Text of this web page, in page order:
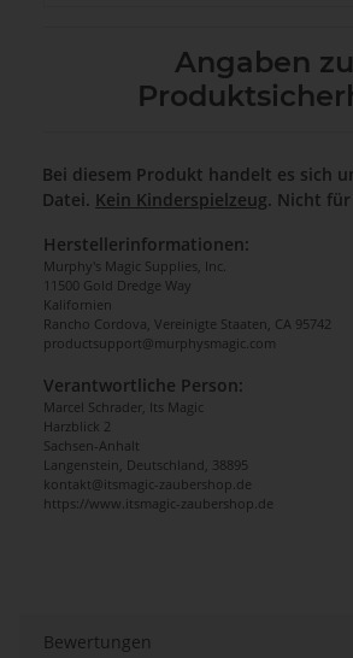
Angaben
Bei diesem Produkt handelt es sich
Datei. Kein Kinderspielzeug. Nicht
Herstellerinformationen:
Murphy's Magic Supplies, Inc.
11500 Gold Dredge Way
Kalifornien
Rancho Cordova, Vereinigte Staaten, CA 95742
productsupport@murphysmagic.com
Verantwortliche Person:
Marcel Schrader, Its Magic
Harzblick 2
Sachsen-Anhalt
Langenstein, Deutschland, 38895
kontakt@itsmagic-zaubershop.de
https://www.itsmagic-zaubershop.de
Bewertungen